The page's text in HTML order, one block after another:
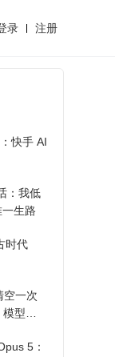
录 注册
快手 AI
：我低
生路
时代
空一次
型自
5：